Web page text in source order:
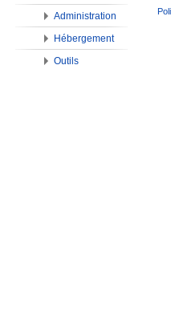
Administration
Hébergement
Outils